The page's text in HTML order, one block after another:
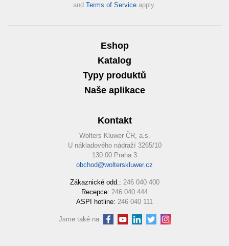
and Terms of Service apply.
Eshop
Katalog
Typy produktů
Naše aplikace
Kontakt
Wolters Kluwer ČR, a.s.
U nákladového nádraží 3265/10
130 00 Praha 3
obchod@wolterskluwer.cz
Zákaznické odd.: 246 040 400
Recepce: 246 040 444
ASPI hotline: 246 040 111
Jsme také na: